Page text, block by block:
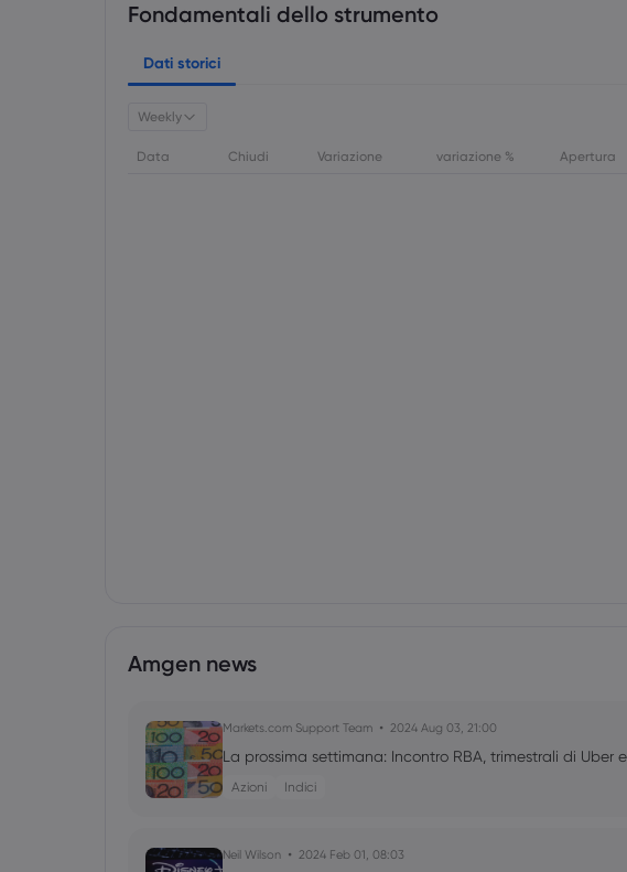
Fondamentali dello strumento
Dati storici
Weekly
Data Chiudi Variazione variazione % Apertura
Amgen news
Markets.com Support Team 2024 Aug 03, 21:00
La prossima settimana: Incontro RBA, trimestrali di Uber
Azioni Indici
Neil Wilson 2024 Feb 01, 08:03